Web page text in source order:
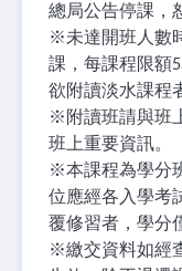
總局公告停課，
※未達開班人數
課，每課程限額5
欲附讀淡水課程
※ 附讀班請與班
班上重要資訊。
※本課程為學分
位應經各入學考
覆修習者，學分
※繳交資料如經